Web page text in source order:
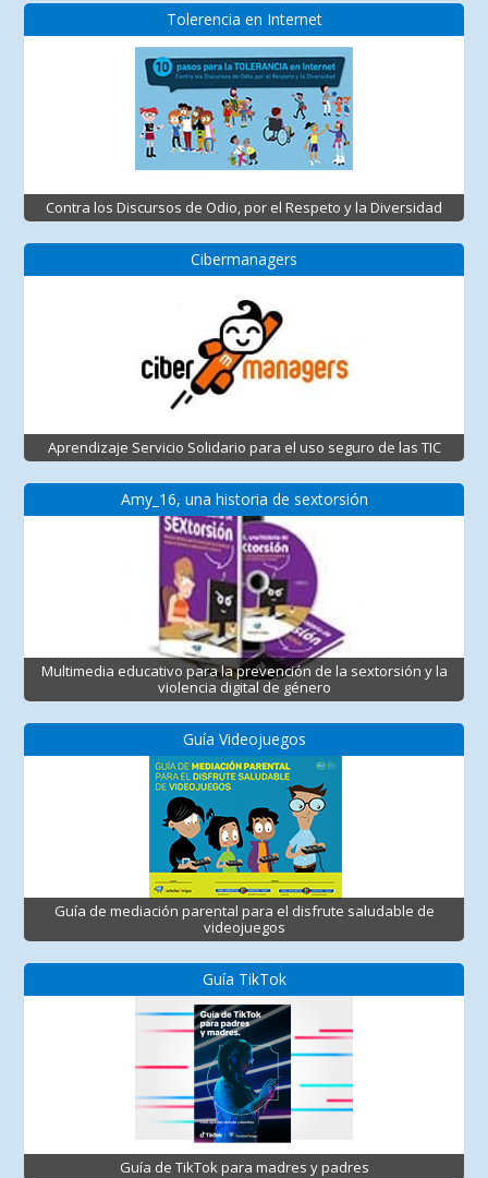
Tolerencia en Internet
Contra los Discursos de Odio, por el Respeto y la Diversidad
Cibermanagers
Aprendizaje Servicio Solidario para el uso seguro de las TIC
Amy_16, una historia de sextorsión
Multimedia educativo para la prevención de la sextorsión y la
violencia digital de género
Guía Videojuegos
Guía de mediación parental para el disfrute saludable de
videojuegos
Guía TikTok
Guía de TikTok para madres y padres